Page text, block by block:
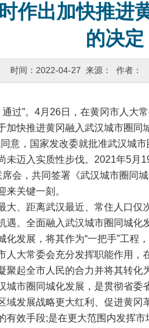
作出加快推进
的决定
时间：2022-04-27 来源： 作者：
”。4月26日，在黄冈市人大
快推进黄冈融入武汉城市圈同
，国家发改委就批准武汉城市
未迈入实质性步伐。2021年5月
会，共同签署《武汉城市圈同
关键一刻。
距离武汉最近、常住人口仅
遇。全面融入武汉城市圈同城
发展，将其作为“一把手”工程
人大常委会充分发挥职能作用
起全市人民的合力并将其转化
市圈同城化发展，是贯彻省委
域发展战略更大红利、促进黄
有效手段;是在更大范围内发挥